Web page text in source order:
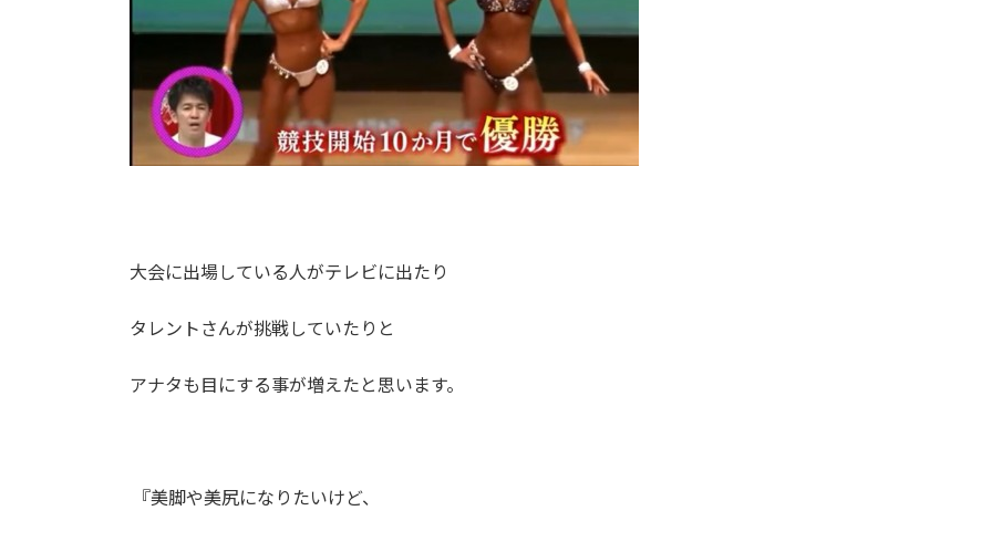
大会に出場している人がテレビに出たり
タレントさんが挑戦していたりと
アナタも目にする事が増えたと思います。
『美脚や美尻になりたいけど、